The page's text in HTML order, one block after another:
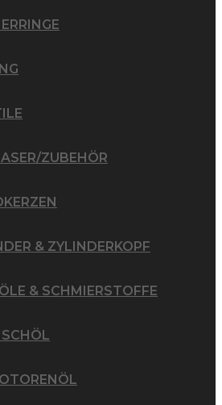
ZUBEHÖR
& ZYLINDERKOPF
ÖLE & SCHMIERSTOFFE